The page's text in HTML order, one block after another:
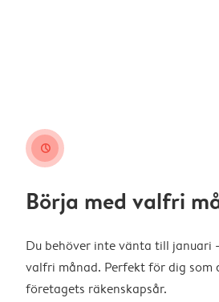
clock
Börja med valfri
Du behöver inte vänta till januari
valfri månad. Perfekt för dig som
företagets räkenskapsår.